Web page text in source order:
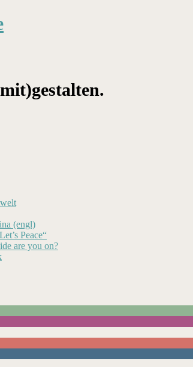
(engl)
Peace“
are you on?